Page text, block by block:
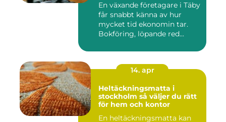
En växande företagare i Täby
får snabbt känna av hur
mycket tid ekonomin tar.
Bokföring, löpande red...
14. apr
Heltäckningsmatta i
stockholm så väljer du rätt
för hem och kontor
En heltäckningsmatta kan